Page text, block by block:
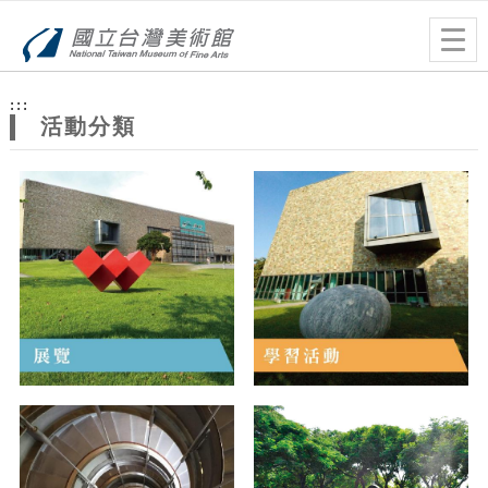
站
主
題
:::
活動分類